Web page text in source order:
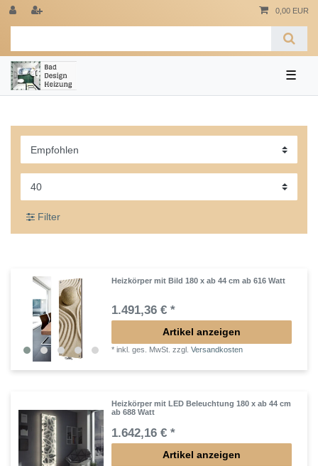
0,00 EUR
☰
Filter
Heizkörper mit Bild 180 x ab 44 cm ab 616 Watt
1.491,36 € *
Artikel anzeigen
*inkl. ges. MwSt. zzgl.Versandkosten
Heizkörper mit LED Beleuchtung 180 x ab 44 cm
ab 688 Watt
1.642,16 € *
Artikel anzeigen